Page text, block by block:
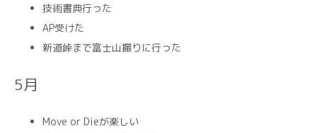
技術書典行った
AP受けた
新道峠まで富士山撮りに行った
5月
Move or Dieが楽しい